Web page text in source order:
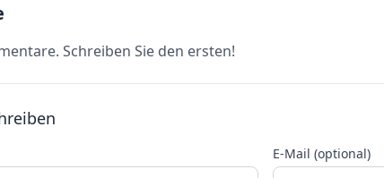
Schreiben Sie den ersten!
E-Mail (optional)